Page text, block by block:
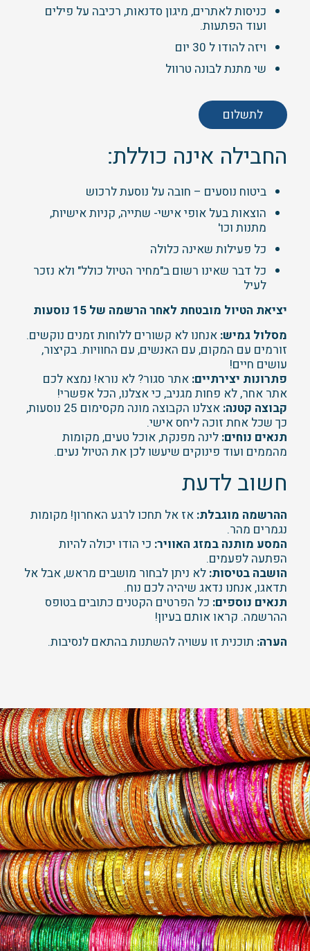
כניסות לאתרים, מיגון סדנאות, רכיבה על פילים
ועוד הפתעות.
ויזה להודו ל 30 יום
שי מתנת לבונה טרוול
לתשלום
החבילה אינה כוללת:
ביטוח נוסעים – חובה על נוסעת לרכוש
הוצאות בעל אופי אישי- שתייה, קניות אישיות,
מתנות וכו'
כל פעילות שאינה כלולה
כל דבר שאינו רשום ב"מחיר הטיול כולל" ולא נזכר
לעיל
יציאת הטיול מובטחת לאחר הרשמה של 15 נוסעות
מסלול גמיש: אנחנו לא קשורים ללוחות זמנים נוקשים.
זורמים עם המקום, עם האנשים, עם החוויות. בקיצור,
עושים חיים!
פתרונות יצירתיים: אתר סגור? לא נורא! נמצא לכם
אתר אחר, לא פחות מגניב, כי אצלנו, הכל אפשרי!
קבוצה קטנה:
אצלנו הקבוצה מונה מקסימום 25 נוסעות,
כך שכל אחת זוכה ליחס אישי.
תנאים נוחים: לינה מפנקת, אוכל טעים, מקומות
מהממים ועוד פינוקים שיעשו לכן את הטיול נעים.
חשוב לדעת
ההרשמה מוגבלת: אז אל תחכו לרגע האחרון! מקומות
נגמרים מהר.
המסע מותנה במזג האוויר: כי הודו יכולה להיות
הפתעה לפעמים.
הושבה בטיסות: לא ניתן לבחור מושבים מראש, אבל אל
תדאגו, אנחנו נדאג שיהיה לכם נוח.
תנאים נוספים: כל הפרטים הקטנים כתובים בטופס
ההרשמה. קראו אותם בעיון!
הערה: תוכנית זו עשויה להשתנות בהתאם לנסיבות.